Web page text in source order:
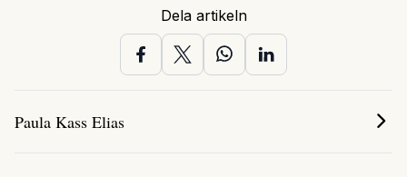
Dela artikeln
Paula Kass Elias